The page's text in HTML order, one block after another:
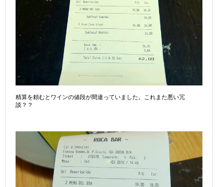
精算を頼むとワインの値段が間違っていました。これまた悪い冗
談？？